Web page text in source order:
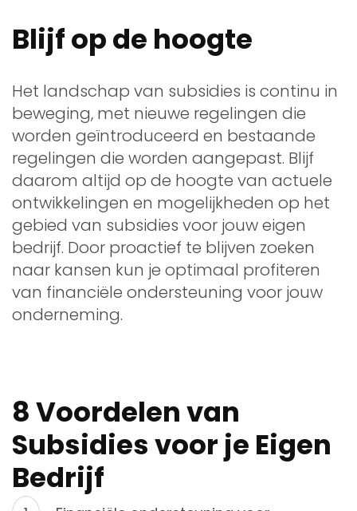
Blijf op de hoogte
Het landschap van subsidies is continu in
beweging, met nieuwe regelingen die
worden geïntroduceerd en bestaande
regelingen die worden aangepast. Blijf
daarom altijd op de hoogte van actuele
ontwikkelingen en mogelijkheden op het
gebied van subsidies voor jouw eigen
bedrijf. Door proactief te blijven zoeken
naar kansen kun je optimaal profiteren
van financiële ondersteuning voor jouw
onderneming.
8 Voordelen van
Subsidies voor je Eigen
Bedrijf